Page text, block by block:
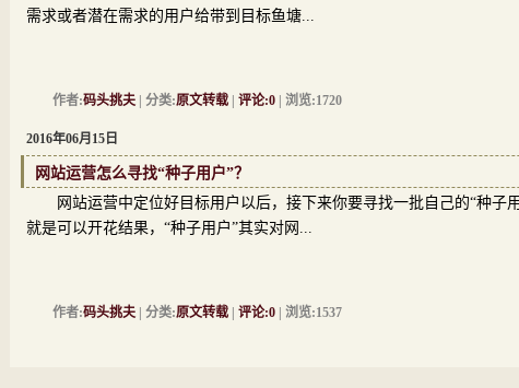
需求或者潜在需求的用户给带到目标鱼塘...
作者:码头挑夫 | 分类:原文转载 评论:0 | 浏览:1720
2016年06月15日
网站运营怎么寻找“种子用户”？
网站运营中定位好目标用户以后，接下来你要寻找一批自己的“种子
就是可以开花结果，“种子用户”其实对网...
作者:码头挑夫 | 分类:原文转载 评论:0 | 浏览:1537